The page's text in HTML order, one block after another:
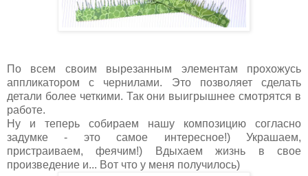
По всем своим вырезанным элементам прохожусь
аппликатором с чернилами. Это позволяет сделать
детали более четкими. Так они выигрышнее смотрятся в
работе.
Ну и теперь собираем нашу композицию согласно
задумке - это самое интересное!) Украшаем,
пристраиваем, феячим!) Вдыхаем жизнь в свое
произведение и... Вот что у меня получилось)